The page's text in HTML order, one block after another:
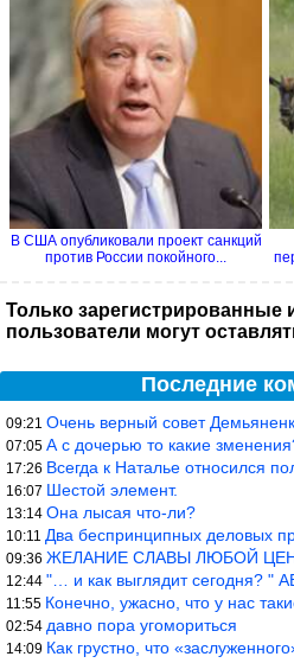
В США опубликовали проект санкций
против России покойного...
Только зарегистрированные
пользователи могут
Последние
09:21 Очень верный совет Демьяненко: в
07:05 А с дочерью то какие
17:26 Всегда к Наталье относился
16:07 Шестой элемент.
13:14 Она лысая что-ли?
10:11 Два беспринципных деловых
09:36 ЖЕЛАНИЕ СЛАВЫ ЛЮБОЙ
12:44 "… и как выглядит сегодня?
11:55 Конечно, ужасно, что у нас такие
02:54 давно пора угомориться
14:09 Как грустно, что «заслуженного»